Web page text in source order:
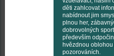
děti zahlcovat
nabídnout jim
plnou her,
dobrovolných
především
hvězdnou
pozorováních.